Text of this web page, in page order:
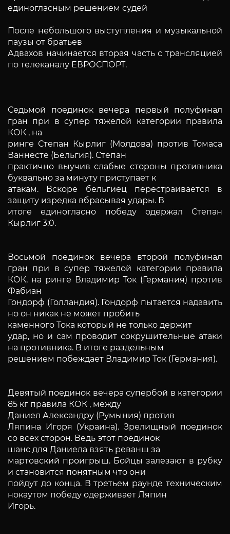
единогласным решением судей
После небольшого выступления и музыкальной
паузы от братьев
Адвахов начинается вторая часть с трансляцией
по телеканалу ЕВРОСПОРТ.
Седьмой поединок вечера первый полуфинал
гран при в супер тяжелой категории правила
КОК , на
ринге Степан Кырлиг (Молдова) против Томаса
Ваннесте (Бельгия). Степан
практично выучив слабые стороны противника
буквально за минуту приступает к
атакам. Вскоре бельгиец перестраивается в
защиту изредка вбрасывая удары. В
итоге единогласно победу одержал Степан
Кырлиг 3:0.
Восьмой поединок вечера второй полуфинал
гран при в супер тяжелой категории правила
КОК, на ринге Владимир Ток (Германия) против
Фабиан
Гондорф (Голландия). Гондорф пытается надавить
но он никак не может пробить
каменного Тока который не только держит
удар, но и сам проводит сокрушительные атаки
на противника. В итоге раздельным
решением побеждает Владимир Ток (Германия).
Девятый поединок вечера супербой в категории
85 кг правила КОК , между
Даниел Александру (Румыния) против
Ляпина Игоря (Украина). Зрелищный поединок
со всех сторон. Ведь этот поединок
шанс для Даниела взять реванш за
мартовский проигрыш. Бойцы залезают в рубку
и становится понятным что они
пойдут до конца. В третьем раунде техническим
нокаутом победу одерживает Ляпин
Игорь.